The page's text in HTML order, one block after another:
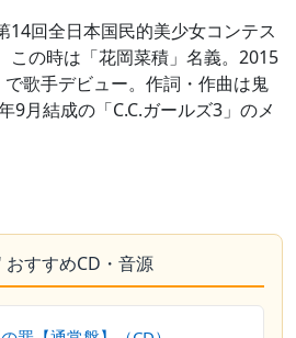
14回全日本国民的美少女コンテス
この時は「花岡菜積」名義。2015
歌手デビュー。作詞・作曲は鬼
9月結成の「C.C.ガールズ3」のメ
すすめCD・音源